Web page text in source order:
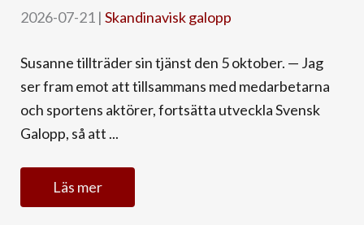
2026-07-21 | Skandinavisk galopp
Susanne tillträder sin tjänst den 5 oktober. — Jag
ser fram emot att tillsammans med medarbetarna
och sportens aktörer, fortsätta utveckla Svensk
Galopp, så att ...
Läs mer